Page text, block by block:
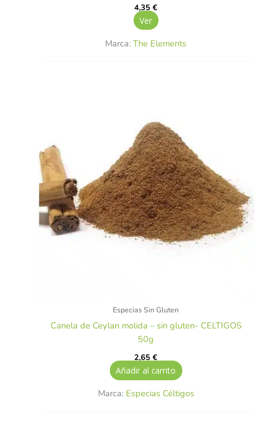
4,35€
Ver
Marca:The Elements
Especias Sin Gluten
Canela de Ceylan molida – sin gluten- CELTIGOS
50g
2,65€
Añadir al carrito
Marca: Especias Céltigos